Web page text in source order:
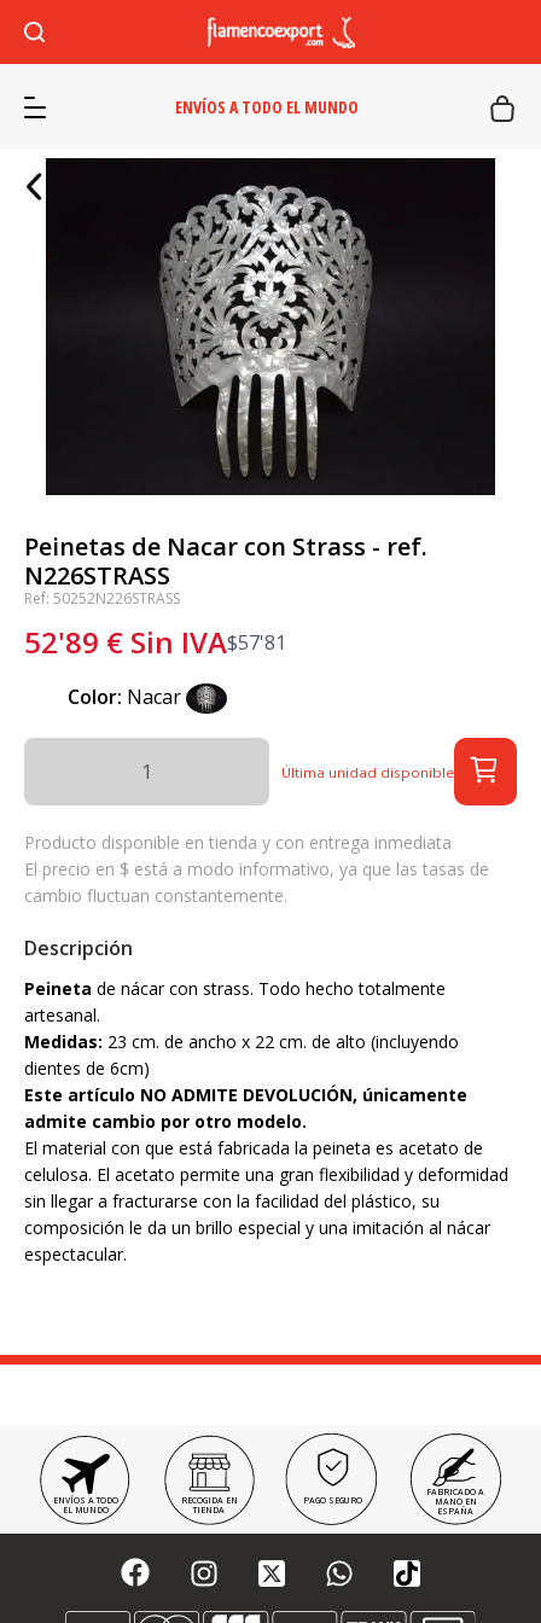
ENVÍOS A TODO EL MUNDO
Peinetas de Nacar con Strass - ref.
N226STRASS
Ref: 50252N226STRASS
52'89 € Sin IVA$57'81
Color: Nacar
Última unidad disponible
Producto disponible en tienda y con entrega inmediata
El precio en $ está a modo informativo, ya que las tasas de
cambio fluctuan constantemente.
Descripción
Peineta de nácar con strass. Todo hecho totalmente
artesanal.
Medidas: 23 cm. de ancho x 22 cm. de alto (incluyendo
dientes de 6cm)
Este artículo NO ADMITE DEVOLUCIÓN, únicamente
admite cambio por otro modelo.
El material con que está fabricada la peineta es acetato de
celulosa. El acetato permite una gran flexibilidad y deformidad
sin llegar a fracturarse con la facilidad del plástico, su
composición le da un brillo especial y una imitación al nácar
espectacular.
ENVÍOS A TODO
EL MUNDO
RECOGIDA EN
TIENDA
PAGO SEGURO
FABRICADO A
MANO EN
ESPAÑA